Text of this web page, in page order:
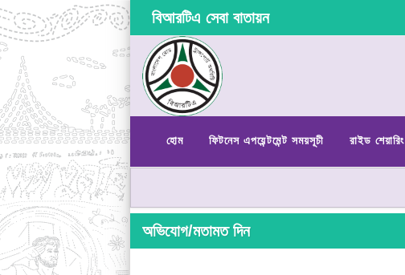
বিআরটিএ সেবা বাতায়ন
হোম ফিটনেস এপয়েন্টমেন্ট সময়সূচী রাইড শেয়ারিং
অভিযোগ/মতামত দিন